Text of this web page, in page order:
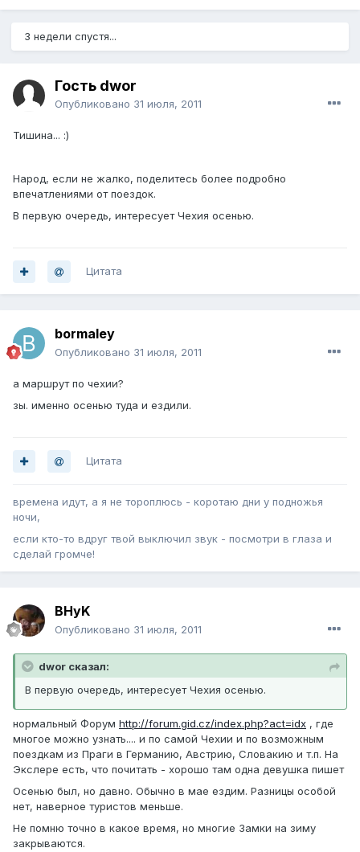
3 недели спустя...
Гость dwor
Опубликовано 31 июля, 2011
Тишина... :)
Народ, если не жалко, поделитесь более подробно
впечатлениями от поездок.
В первую очередь, интересует Чехия осенью.
Цитата
bormaley
Опубликовано 31 июля, 2011
а маршрут по чехии?
зы. именно осенью туда и ездили.
Цитата
времена идут, а я не тороплюсь - коротаю дни у подножья
ночи,
если кто-то вдруг твой выключил звук - посмотри в глаза и
сделай громче!
BHyK
Опубликовано 31 июля, 2011
dwor сказал:
В первую очередь, интересует Чехия осенью.
нормальный Форум http://forum.gid.cz/index.php?act=idx , где
многое можно узнать.... и по самой Чехии и по возможным
поездкам из Праги в Германию, Австрию, Словакию и т.п. На
Экслере есть, что почитать - хорошо там одна девушка пишет
Осенью был, но давно. Обычно в мае ездим. Разницы особой
нет, наверное туристов меньше.
Не помню точно в какое время, но многие Замки на зиму
закрываются.